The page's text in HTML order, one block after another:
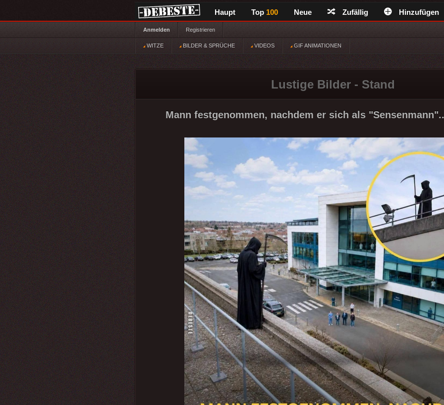
Haupt Top 100 Neue Zufällig Hinzufügen
Anmelden Registrieren
WITZE BILDER & SPRÜCHE VIDEOS GIF ANIMATIONEN
Lustige Bilder - Stand
Mann festgenommen, nachdem er sich als "Sensenmann"..